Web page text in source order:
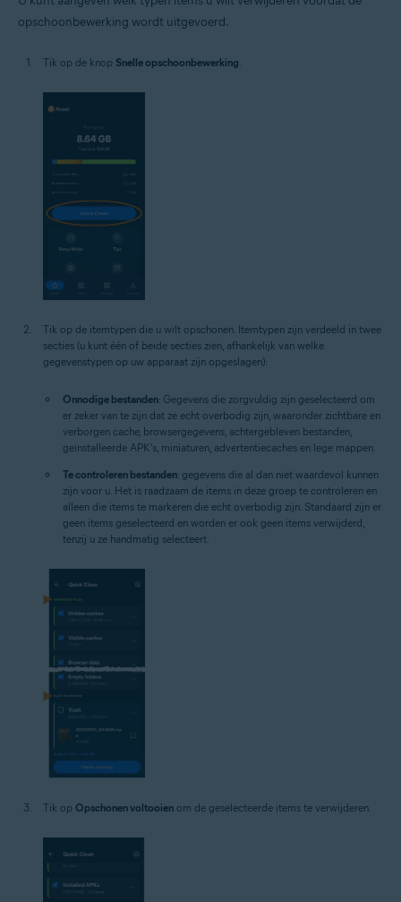
opschoonbewerking wordt uitgevoerd.
Tik op de knop Snelle opschoonbewerking.
Tik op de itemtypen die u wilt opschonen. Itemtypen zijn verdeeld in twee
secties (u kunt één of beide secties zien, afhankelijk van welke
gegevenstypen op uw apparaat zijn opgeslagen):
Onnodige bestanden: Gegevens die zorgvuldig zijn geselecteerd om
er zeker van te zijn dat ze echt overbodig zijn, waaronder zichtbare en
verborgen cache, browsergegevens, achtergebleven bestanden,
geïnstalleerde APK's, miniaturen, advertentiecaches en lege mappen.
Te controleren bestanden: gegevens die al dan niet waardevol kunnen
zijn voor u. Het is raadzaam de items in deze groep te controleren en
alleen die items te markeren die echt overbodig zijn. Standaard zijn er
geen items geselecteerd en worden er ook geen items verwijderd,
tenzij u ze handmatig selecteert.
Tik op Opschonen voltooien om de geselecteerde items te verwijderen.